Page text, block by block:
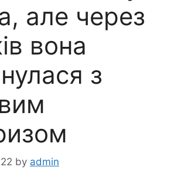
але через
вона
з
by admin